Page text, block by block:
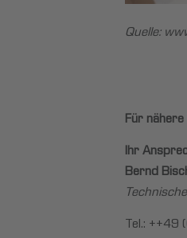
Quelle:
Für
Ihr
Bernd
Tel.: